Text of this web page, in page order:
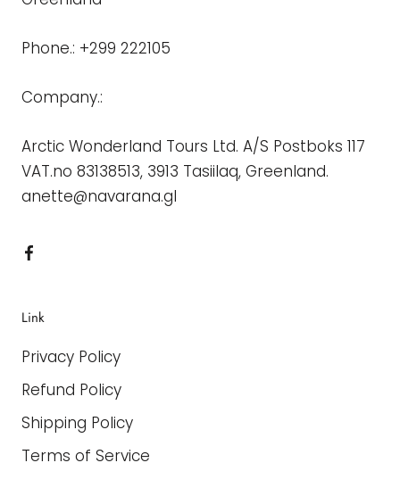
Phone.: +299 222105
Company.:
Arctic Wonderland Tours Ltd. A/S Postboks 117
VAT.no 83138513, 3913 Tasiilaq, Greenland.
anette@navarana.gl
Link
Privacy Policy
Refund Policy
Shipping Policy
Terms of Service